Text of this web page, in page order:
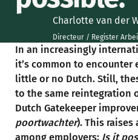
Charlotte van der
Directeur / Register
In an increasingly
it’s common to encounter
little or no Dutch. Still,
to the same reintegration
Dutch Gatekeeper
poortwachter). This
among employers: Is it